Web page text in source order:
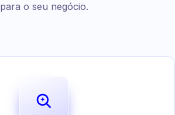
para o seu negócio.